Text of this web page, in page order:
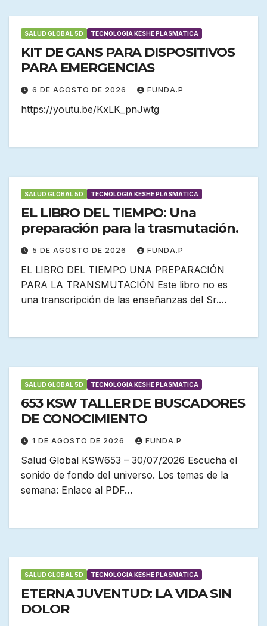
SALUD GLOBAL 5D TECNOLOGIA KESHE PLASMATICA
KIT DE GANS PARA DISPOSITIVOS
PARA EMERGENCIAS
6 DE AGOSTO DE 2026 FUNDA.P
https://youtu.be/KxLK_pnJwtg
SALUD GLOBAL 5D TECNOLOGIA KESHE PLASMATICA
EL LIBRO DEL TIEMPO: Una
preparación para la trasmutación.
5 DE AGOSTO DE 2026 FUNDA.P
EL LIBRO DEL TIEMPO UNA PREPARACIÓN
PARA LA TRANSMUTACIÓN Este libro no es
una transcripción de las enseñanzas del Sr.…
SALUD GLOBAL 5D TECNOLOGIA KESHE PLASMATICA
653 KSW TALLER DE BUSCADORES
DE CONOCIMIENTO
1 DE AGOSTO DE 2026 FUNDA.P
Salud Global KSW653 – 30/07/2026 Escucha el
sonido de fondo del universo. Los temas de la
semana: Enlace al PDF…
SALUD GLOBAL 5D TECNOLOGIA KESHE PLASMATICA
ETERNA JUVENTUD: LA VIDA SIN
DOLOR